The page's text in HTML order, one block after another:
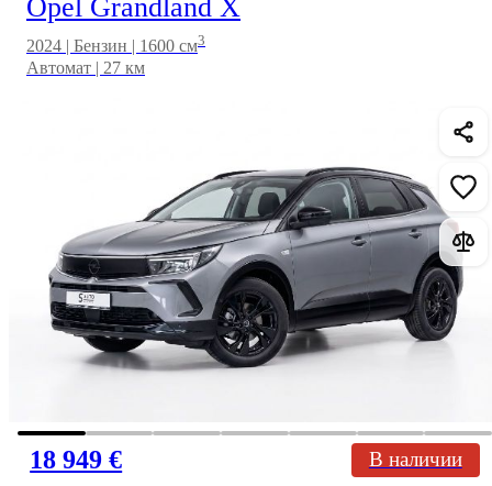
Opel Grandland X
2024 | Бензин | 1600 см3
Автомат | 27 км
18 949 € В наличии